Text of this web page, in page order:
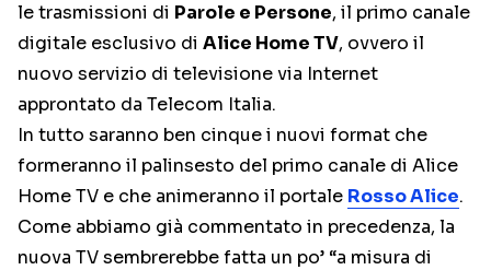
le trasmissioni di Parole e Persone, il primo canale
digitale esclusivo di Alice Home TV, ovvero il
nuovo servizio di televisione via Internet
approntato da Telecom Italia.
In tutto saranno ben cinque i nuovi format che
formeranno il palinsesto del primo canale di Alice
Home TV e che animeranno il portale Rosso Alice.
Come abbiamo già commentato in precedenza, la
nuova TV sembrerebbe fatta un po’ “a misura di